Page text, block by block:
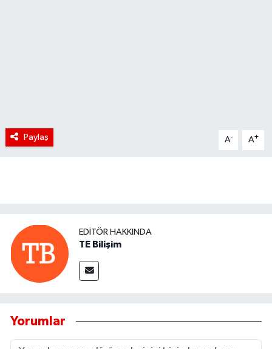
Paylaş A- A+
EDITÖR HAKKINDA
TE Bilişim
Yorumlar